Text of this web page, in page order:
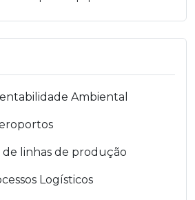
Ambiental
linhas de produção
Logísticos